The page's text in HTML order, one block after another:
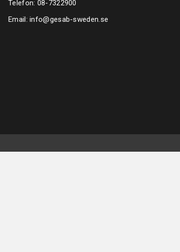
Telefon: 08-7322900
Email:info@gesab-sweden.se